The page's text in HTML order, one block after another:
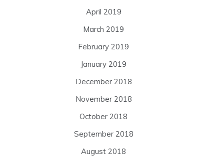
April 2019
March 2019
February 2019
January 2019
December 2018
November 2018
October 2018
September 2018
August 2018